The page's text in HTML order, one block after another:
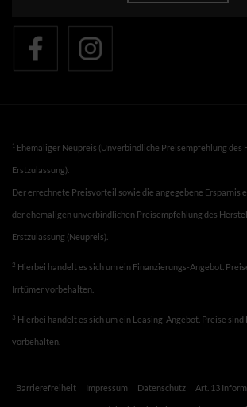
1 Ehemaliger Neupreis (Unverbindliche Preisempfehlung des
Erstzulassung).
Der errechnete Preisvorteil sowie die angegebene Ersparnis
der ehemaligen unverbindlichen Preisempfehlung des
Erstzulassung (Neupreis).
2 Hierbei handelt es sich um ein Finanzierungs-Angebot.
Irrtümer vorbehalten.
3 Hierbei handelt es sich um ein Leasing-Angebot. Preise
vorbehalten.
Barrierefreiheit Impressum Datenschutz Art. 13